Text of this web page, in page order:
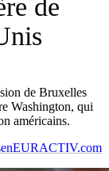
de
de Bruxelles
Washington, qui
américains.
EURACTIV.com